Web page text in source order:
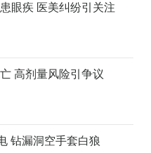
眼疾 医美纠纷引关注
高剂量风险引争议
钻漏洞空手套白狼